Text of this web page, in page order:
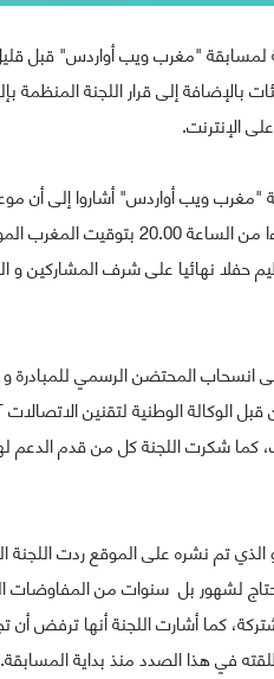
لمسابقة "مغرب ويب أواردس" قبل
بالإضافة إلى قرار اللجنة المنظمة
الإنترنت.
ويب أواردس" أشاروا إلى أن
حفلا نهائيا على شرف المشاركين
انسحاب المحتضن الرسمي
قبل 9 سنوات، كما شكرت اللجنة كل من
الذي تم نشره على الموقع ردت
لشهور بل سنوات من المفاوضات
كما أشارت اللجنة أنها ترفض
في هذا الصدد منذ بداية المسابقة.